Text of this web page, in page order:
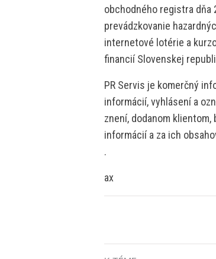
obchodného registra dňa
prevádzkovanie
internetové lotérie a
financií Slovenskej
PR Servis je komerčný
informácií, vyhlásení a
znení, dodanom
informácií a za ich
.
ax